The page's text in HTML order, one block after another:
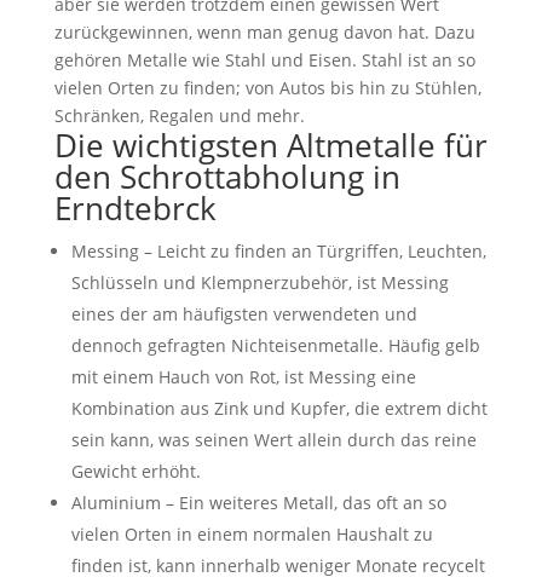
aber sie werden trotzdem einen gewissen Wert
zurückgewinnen, wenn man genug davon hat. Dazu
gehören Metalle wie Stahl und Eisen. Stahl ist an so
vielen Orten zu finden; von Autos bis hin zu Stühlen,
Schränken, Regalen und mehr.
Die wichtigsten Altmetalle für
den Schrottabholung in
Erndtebrck
Messing – Leicht zu finden an Türgriffen, Leuchten,
Schlüsseln und Klempnerzubehör, ist Messing
eines der am häufigsten verwendeten und
dennoch gefragten Nichteisenmetalle. Häufig gelb
mit einem Hauch von Rot, ist Messing eine
Kombination aus Zink und Kupfer, die extrem dicht
sein kann, was seinen Wert allein durch das reine
Gewicht erhöht.
Aluminium – Ein weiteres Metall, das oft an so
vielen Orten in einem normalen Haushalt zu
finden ist, kann innerhalb weniger Monate recycelt